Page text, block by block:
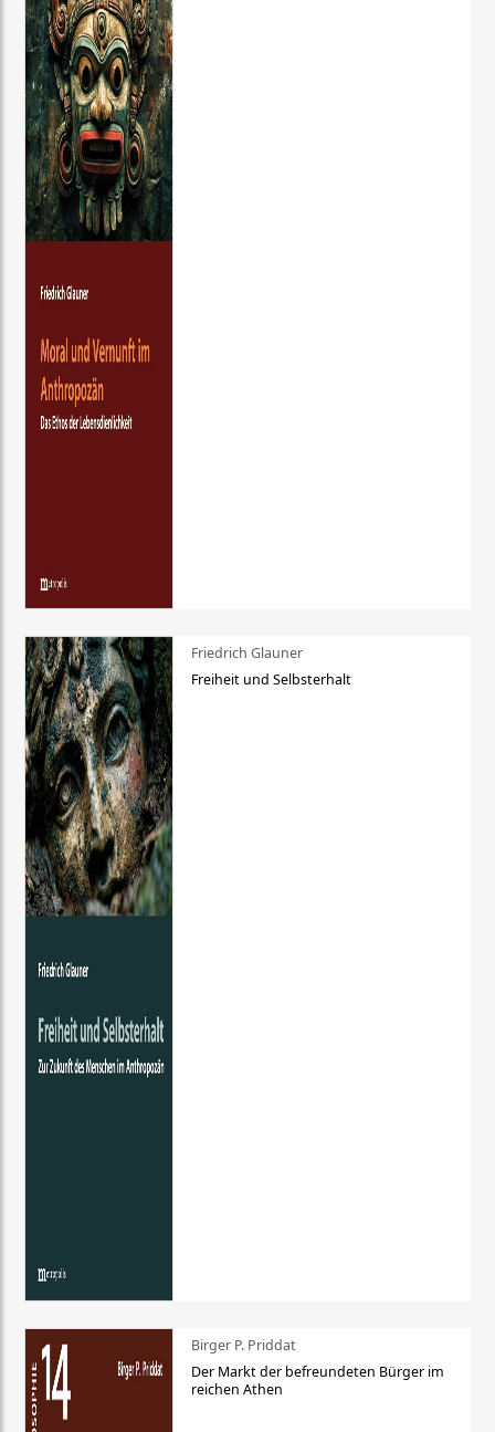
Friedrich Glauner
Freiheit und Selbsterhalt
Birger P. Priddat
Der Markt der befreundeten Bürger im
reichen Athen